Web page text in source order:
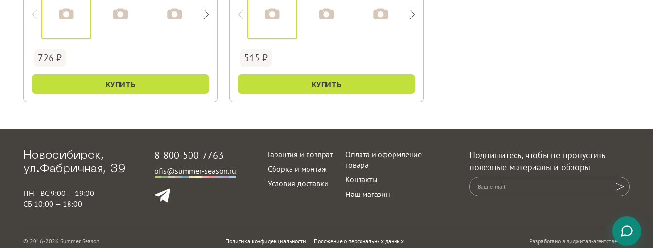
726
КУПИТЬ
515
КУПИТЬ
Новосибирск,
ул.Фабричная, 39
ПН—ВС 9:00 — 19:00
СБ 10:00 — 18:00
8-800-500-7763
ofis@summer-season.ru
Гарантия и возврат
Сборка и монтаж
Условия доставки
Оплата и оформление
товара
Контакты
Наш магазин
Подпишитесь, чтобы не пропустить
полезные материалы и обзоры
© 2016-2026 Summer Season Политика конфиденциальности Положение о персональных данных Разработано в диджитал-агентстве ADN